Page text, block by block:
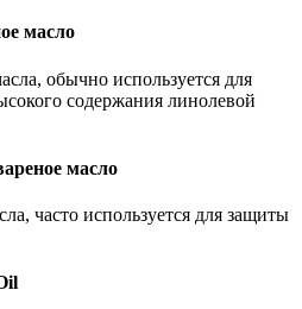
масло
обычно используется для
содержания линолевой
масло
часто используется для защиты